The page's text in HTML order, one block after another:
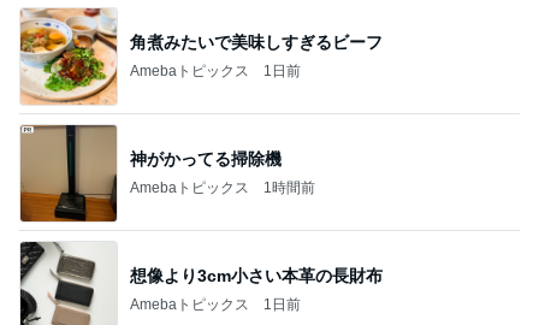
角煮みたいで美味しすぎるビーフ
Amebaトピックス 1日前
神がかってる掃除機
Amebaトピックス 1時間前
想像より3cm小さい本革の長財布
Amebaトピックス 1日前